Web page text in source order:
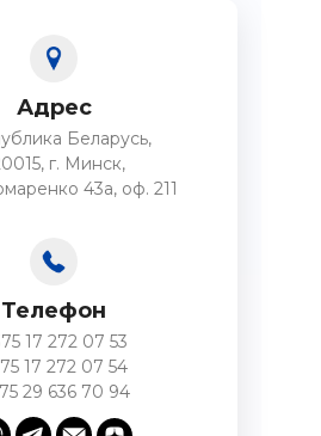
Адрес
Беларусь,
г. Минск,
43а, оф. 211
Телефон
17 272 07 53
17 272 07 54
29 636 70 94